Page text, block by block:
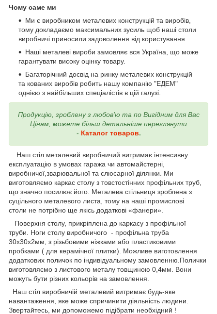
Чому саме ми
Ми є виробником металевих конструкцій та виробів,
тому докладаємо максимальних зусиль щоб наші столи
виробничі приносили задоволення від користування.
Наші металеві вироби замовляє вся Україна, що може
гарантувати високу оцінку товару.
Багаторічний досвід на ринку металевих конструкцій
та кованих виробів робить нашу компанію "ЕДЕМ"
однією з найбільших спеціалістів в цій галузі.
Продукцію, зроблену з любов'ю та по Вигідним для Вас
Цінам, можете більш детальніше переглянути
- Каталог товаров.
Наш стіл металевий виробничий витримає інтенсивну
експлуатацію в умовах гаража чи автомайстерні,
виробничої,зварювальної та слюсарної ділянки. Ми
виготовляємо каркас столу з товстостінних профільних труб,
що значно посилює його. Металева стільниця зроблена з
суцільного металевого листа, тому на наші промислові
столи не потрібно ще якісь додаткові «фанери».
Поверхня столу, прикріплена до каркасу з профільної
труби. Ноги столу виробничого - профільна труба
30х30х2мм, з різьбовими ніжками або пластиковими
пробками ( для керамічної плитки). Можливе виготовлення
додаткових поличок по індивідуальному замовленню.Полички
виготовляємо з листового металу товщиною 0,4мм. Вони
можуть бути різних кольорів на замовлення.
Наш стіл виробничій металевий витримає будь-яке
навантаження, яке може спричинити діяльність людини.
Звертайтесь, ми допоможемо підібрати необхідний !